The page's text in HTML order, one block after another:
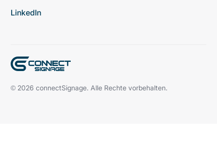
LinkedIn
© 2026 connectSignage. Alle Rechte vorbehalten.